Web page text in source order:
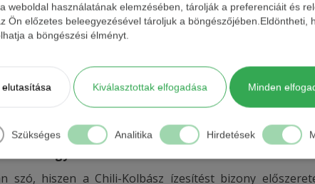
weboldal használatának elemzésében, tárolják a preferenciáit és
Ön előzetes beleegyezésével tároljuk a böngészőjében.Eldöntheti,
a böngészési élményt.
elutasítása Kiválasztottak elfogadása Minden
Szükséges Analitika Hirdetések
szó, hiszen a Chili-Kolbász ízesítést bizony